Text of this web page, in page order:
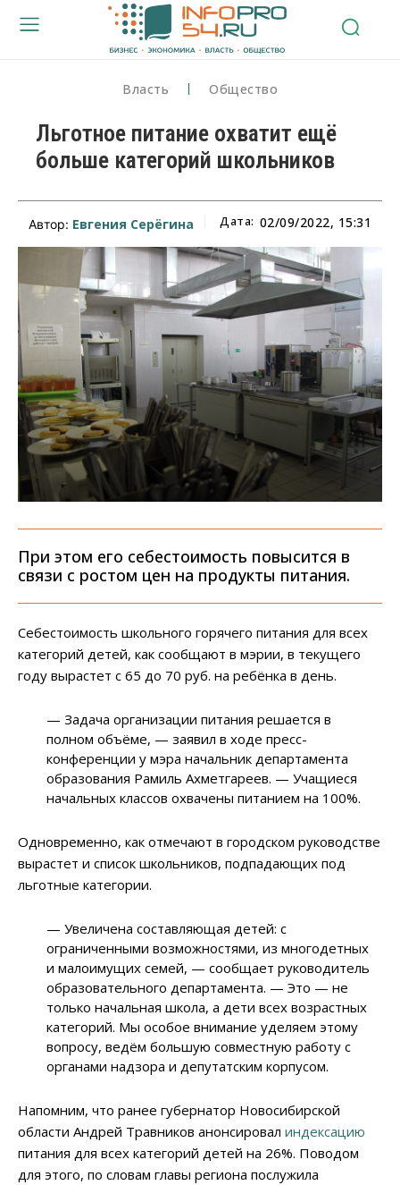
Власть Общество
Льготное питание охватит ещё
больше категорий школьников
Автор: Евгения Серёгина Дата: 02/09/2022, 15:31
При этом его себестоимость повысится в
связи с ростом цен на продукты питания.
Себестоимость школьного горячего питания для всех
категорий детей, как сообщают в мэрии, в текущего
году вырастет с 65 до 70 руб. на ребёнка в день.
— Задача организации питания решается в
полном объёме, — заявил в ходе пресс-
конференции у мэра начальник департамента
образования Рамиль Ахметгареев. — Учащиеся
начальных классов охвачены питанием на 100%.
Одновременно, как отмечают в городском руководстве
вырастет и список школьников, подпадающих под
льготные категории.
— Увеличена составляющая детей: с
ограниченными возможностями, из многодетных
и малоимущих семей, — сообщает руководитель
образовательного департамента. — Это — не
только начальная школа, а дети всех возрастных
категорий. Мы особое внимание уделяем этому
вопросу, ведём большую совместную работу с
органами надзора и депутатским корпусом.
Напомним, что ранее губернатор Новосибирской
области Андрей Травников анонсировал индексацию
питания для всех категорий детей на 26%. Поводом
для этого, по словам главы региона послужила